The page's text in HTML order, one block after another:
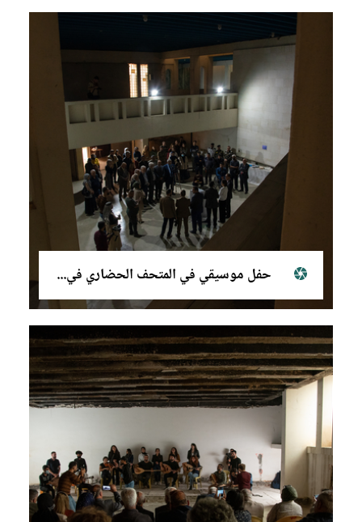
حفل موسيقي في المتحف الحضاري في الموصل، ٣٠ تشرين الأول (أكتوبر) ٢٠٢١